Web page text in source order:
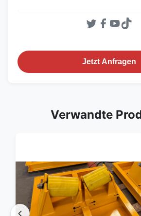
Jetzt Anfragen
Verwandte